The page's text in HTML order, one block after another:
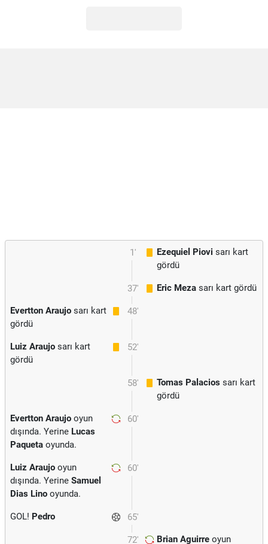
1' Ezequiel Piovi sarı kart
gördü
37' Eric Meza sarı kart gördü
48'
Evertton Araujo sarı kart
gördü
52'
Luiz Araujo sarı kart
gördü
58' Tomas Palacios sarı kart
gördü
60'
Evertton Araujo oyun
dışında. Yerine Lucas
Paqueta oyunda.
60'
Luiz Araujo oyun
dışında. Yerine Samuel
Dias Lino oyunda.
65'
GOL! Pedro
72' Brian Aguirre oyun